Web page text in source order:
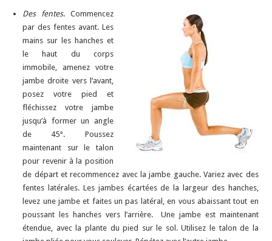
Des fentes. Commencez
par des fentes avant. Les
mains sur les hanches et
le haut du corps
immobile, amenez votre
jambe droite vers l’avant,
posez votre pied et
fléchissez votre jambe
jusqu’à former un angle
de 45°. Poussez
maintenant sur le talon
pour revenir à la position
de départ et recommencez avec la jambe gauche. Variez avec des
fentes latérales. Les jambes écartées de la largeur des hanches,
levez une jambe et faites un pas latéral, en vous abaissant tout en
poussant les hanches vers l’arrière. Une jambe est maintenant
étendue, avec la plante du pied sur le sol. Utilisez le talon de la